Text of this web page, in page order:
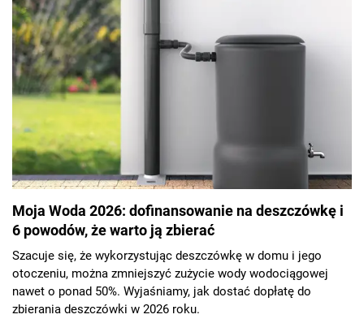
Moja Woda 2026: dofinansowanie na deszczówkę i
6 powodów, że warto ją zbierać
Szacuje się, że wykorzystując deszczówkę w domu i jego
otoczeniu, można zmniejszyć zużycie wody wodociągowej
nawet o ponad 50%. Wyjaśniamy, jak dostać dopłatę do
zbierania deszczówki w 2026 roku.